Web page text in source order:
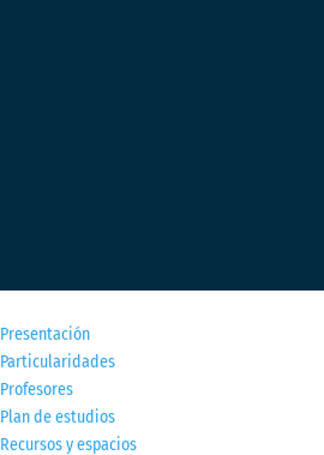
Presentación
Particularidades
Profesores
Plan de estudios
Recursos y espacios